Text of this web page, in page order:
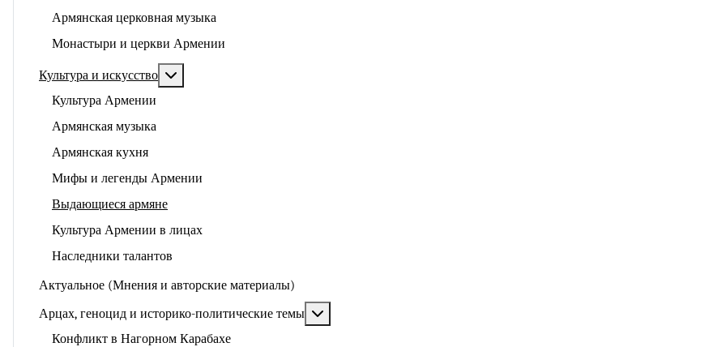
Армянская церковная музыка
Монастыри и церкви Армении
Культура и искусство
Культура Армении
Армянская музыка
Армянская кухня
Мифы и легенды Армении
Выдающиеся армяне
Культура Армении в лицах
Наследники талантов
Актуальное (Мнения и авторские материалы)
Арцах, геноцид и историко-политические темы
Конфликт в Нагорном Карабахе